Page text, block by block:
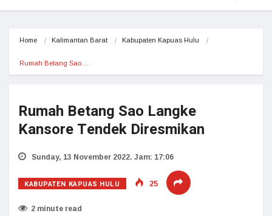
Home Kalimantan Barat Kabupaten Kapuas Hulu
Rumah Betang Sao…
Rumah Betang Sao Langke
Kansore Tendek Diresmikan
Sunday, 13 November 2022. Jam: 17:06
KABUPATEN KAPUAS HULU 25
2 minute read